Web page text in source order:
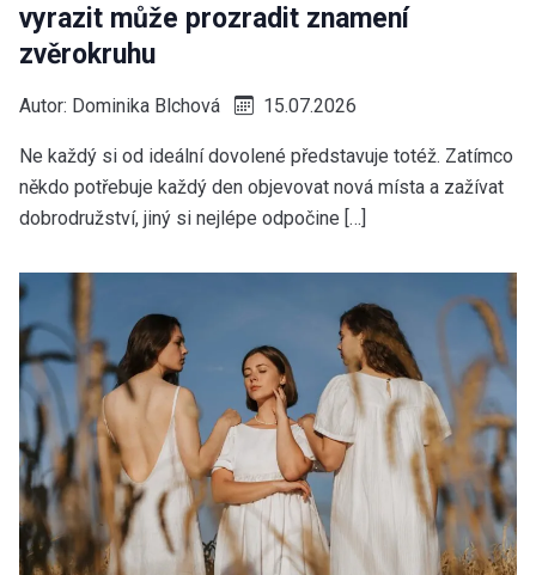
vyrazit může prozradit znamení
zvěrokruhu
Autor: Dominika Blchová 15.07.2026
Ne každý si od ideální dovolené představuje totéž. Zatímco
někdo potřebuje každý den objevovat nová místa a zažívat
dobrodružství, jiný si nejlépe odpočine […]